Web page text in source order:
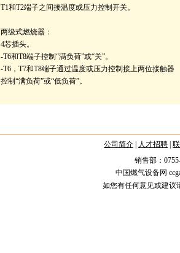
T1和T2端子之间接温度或压力控制开关。
两级式燃烧器：
4芯插头。
-T6和T8端子控制“满负荷”或“关”。
-T6，T7和T8端子通过温度或压力控制接上两位接触器
控制“满负荷”或“低负荷”。
公司简介 人才招聘
销售部：
中国燃气设备网
如您有任何意见或建议